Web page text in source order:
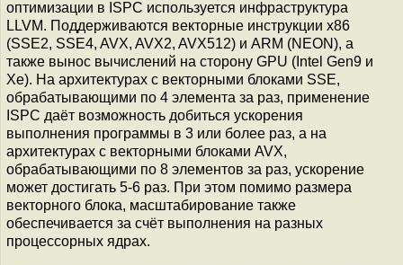
оптимизации в ISPC используется инфраструктура
LLVM. Поддерживаются векторные инструкции x86
(SSE2, SSE4, AVX, AVX2, AVX512) и ARM (NEON), а
также вынос вычислений на сторону GPU (Intel Gen9 и
Xe). На архитектурах с векторными блоками SSE,
обрабатывающими по 4 элемента за раз, применение
ISPC даёт возможность добиться ускорения
выполнения программы в 3 или более раз, а на
архитектурах с векторными блоками AVX,
обрабатывающими по 8 элементов за раз, ускорение
может достигать 5-6 раз. При этом помимо размера
векторного блока, масштабирование также
обеспечивается за счёт выполнения на разных
процессорных ядрах.